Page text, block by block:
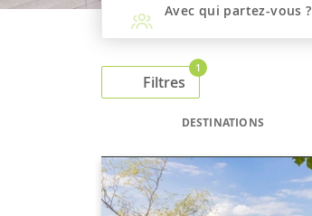
Avec qui partez-vous ?
Filtres
1
DESTINATIONS